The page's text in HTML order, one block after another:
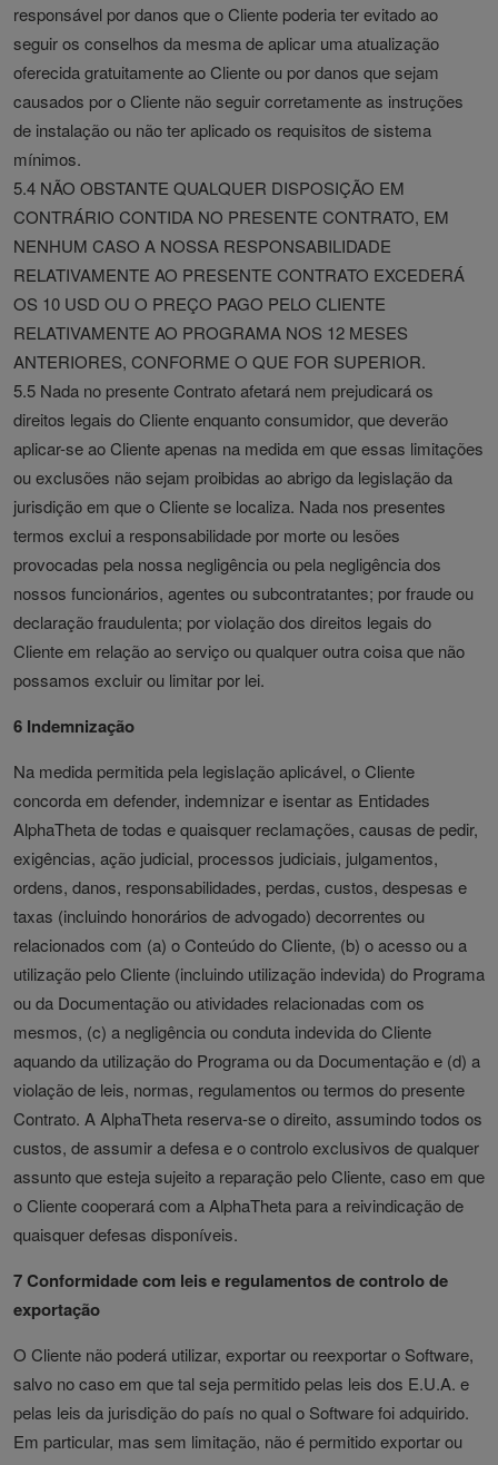
responsável por danos que o Cliente poderia ter evitado ao
seguir os conselhos da mesma de aplicar uma atualização
oferecida gratuitamente ao Cliente ou por danos que sejam
causados por o Cliente não seguir corretamente as instruções
de instalação ou não ter aplicado os requisitos de sistema
mínimos.
5.4 NÃO OBSTANTE QUALQUER DISPOSIÇÃO EM
CONTRÁRIO CONTIDA NO PRESENTE CONTRATO, EM
NENHUM CASO A NOSSA RESPONSABILIDADE
RELATIVAMENTE AO PRESENTE CONTRATO EXCEDERÁ
OS 10 USD OU O PREÇO PAGO PELO CLIENTE
RELATIVAMENTE AO PROGRAMA NOS 12 MESES
ANTERIORES, CONFORME O QUE FOR SUPERIOR.
5.5 Nada no presente Contrato afetará nem prejudicará os
direitos legais do Cliente enquanto consumidor, que deverão
aplicar-se ao Cliente apenas na medida em que essas limitações
ou exclusões não sejam proibidas ao abrigo da legislação da
jurisdição em que o Cliente se localiza. Nada nos presentes
termos exclui a responsabilidade por morte ou lesões
provocadas pela nossa negligência ou pela negligência dos
nossos funcionários, agentes ou subcontratantes; por fraude ou
declaração fraudulenta; por violação dos direitos legais do
Cliente em relação ao serviço ou qualquer outra coisa que não
possamos excluir ou limitar por lei.
6 Indemnização
Na medida permitida pela legislação aplicável, o Cliente
concorda em defender, indemnizar e isentar as Entidades
AlphaTheta de todas e quaisquer reclamações, causas de pedir,
exigências, ação judicial, processos judiciais, julgamentos,
ordens, danos, responsabilidades, perdas, custos, despesas e
taxas (incluindo honorários de advogado) decorrentes ou
relacionados com (a) o Conteúdo do Cliente, (b) o acesso ou a
utilização pelo Cliente (incluindo utilização indevida) do Programa
ou da Documentação ou atividades relacionadas com os
mesmos, (c) a negligência ou conduta indevida do Cliente
aquando da utilização do Programa ou da Documentação e (d) a
violação de leis, normas, regulamentos ou termos do presente
Contrato. A AlphaTheta reserva-se o direito, assumindo todos os
custos, de assumir a defesa e o controlo exclusivos de qualquer
assunto que esteja sujeito a reparação pelo Cliente, caso em que
o Cliente cooperará com a AlphaTheta para a reivindicação de
quaisquer defesas disponíveis.
7 Conformidade com leis e regulamentos de controlo de
exportação
O Cliente não poderá utilizar, exportar ou reexportar o Software,
salvo no caso em que tal seja permitido pelas leis dos E.U.A. e
pelas leis da jurisdição do país no qual o Software foi adquirido.
Em particular, mas sem limitação, não é permitido exportar ou